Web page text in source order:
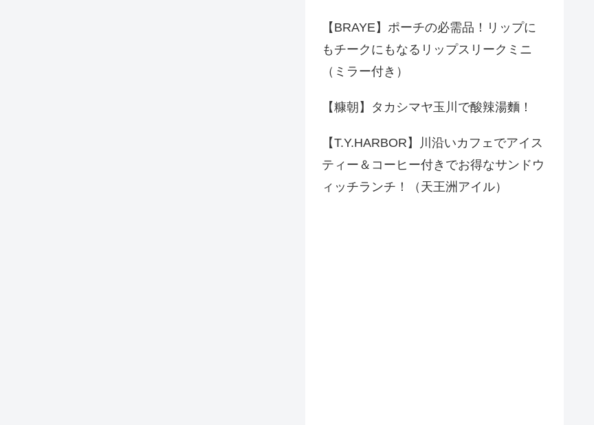
【BRAYE】ポーチの必需品！リップに
もチークにもなるリップスリークミニ
（ミラー付き）
【糠朝】タカシマヤ玉川で酸辣湯麵！
【T.Y.HARBOR】川沿いカフェでアイス
ティー＆コーヒー付きでお得なサンドウ
ィッチランチ！（天王洲アイル）